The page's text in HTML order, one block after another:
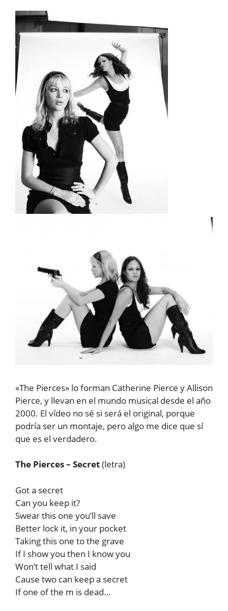
«The Pierces» lo forman Catherine Pierce y Allison
Pierce, y llevan en el mundo musical desde el año
2000. El vídeo no sé si será el original, porque
podría ser un montaje, pero algo me dice que sí
que es el verdadero.
The Pierces – Secret(letra)
Got a secret
Can you keep it?
Swear this one you’ll save
Better lock it, in your pocket
Taking this one to the grave
If I show you then I know you
Won’t tell what I said
Cause two can keep a secret
If one of the m is dead…